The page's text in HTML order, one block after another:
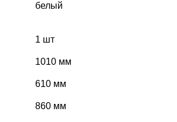
белый
1 шт
1010 мм
610 мм
860 мм